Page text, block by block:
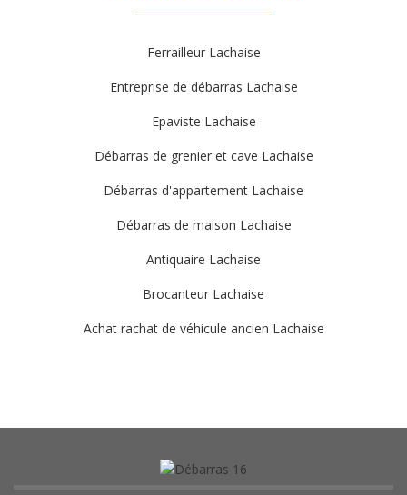
Ferrailleur Lachaise
Entreprise de débarras Lachaise
Epaviste Lachaise
Débarras de grenier et cave Lachaise
Débarras d'appartement Lachaise
Débarras de maison Lachaise
Antiquaire Lachaise
Brocanteur Lachaise
Achat rachat de véhicule ancien Lachaise